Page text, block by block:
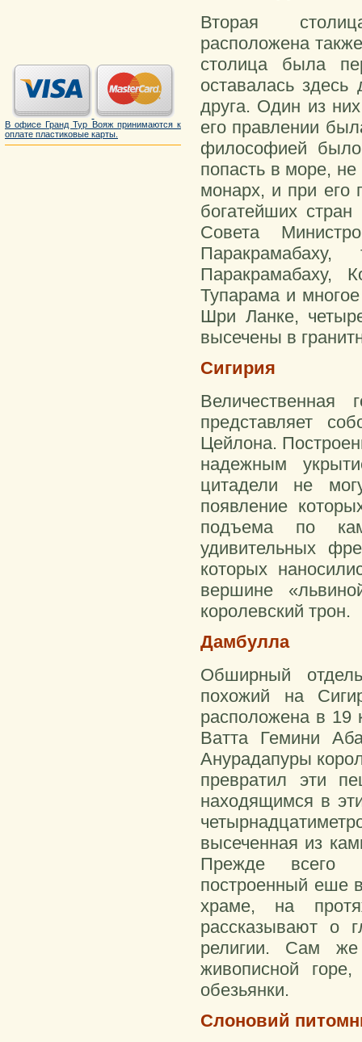
В офисе Гранд Тур Вояж принимаются к
оплате пластиковые карты.
Вторая
расположена
столица была
оставалась
друга. Один из
его правлении
философией
попасть в море,
монарх, и при его
богатейших
Совета
Паракрамабаху,
Тупарама и
Шри Ланке,
высечены в
Сигирия
представляет
Цейлона.
надежным
цитадели не
появление
подъема по
удивительных
которых
вершине
королевский трон.
Дамбулла
Обширный
похожий на
расположена в 19
Ватта Гемини
Анурадапуры
превратил эти
находящимся в
высеченная из
Прежде всего
построенный еше
храме, на
рассказывают о
религии. Сам
живописной
обезьянки.
Слоновий